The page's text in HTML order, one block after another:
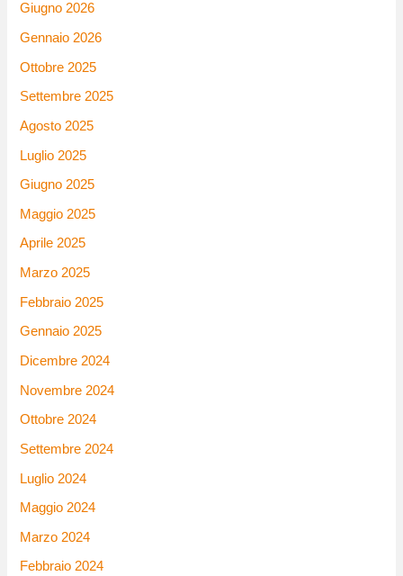
Giugno 2026
Gennaio 2026
Ottobre 2025
Settembre 2025
Agosto 2025
Luglio 2025
Giugno 2025
Maggio 2025
Aprile 2025
Marzo 2025
Febbraio 2025
Gennaio 2025
Dicembre 2024
Novembre 2024
Ottobre 2024
Settembre 2024
Luglio 2024
Maggio 2024
Marzo 2024
Febbraio 2024